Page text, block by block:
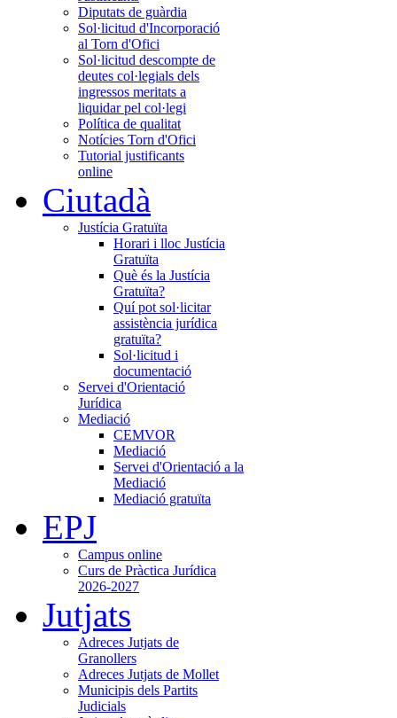
Diputats de guàrdia
Sol·licitud d'Incorporació
al Torn d'Ofici
Sol·licitud descompte de
deutes col·legials dels
ingressos meritats a
liquidar pel col·legi
Política de qualitat
Notícies Torn d'Ofici
Tutorial justificants
online
Ciutadà
Justícia Gratuïta
Horari i lloc Justícia
Gratuïta
Què és la Justícia
Gratuïta?
Quí pot sol·licitar
assistència jurídica
gratuïta?
Sol·licitud i
documentació
Servei d'Orientació
Jurídica
Mediació
CEMVOR
Mediació
Servei d'Orientació a la
Mediació
Mediació gratuïta
EPJ
Campus online
Curs de Pràctica Jurídica
2026-2027
Jutjats
Adreces Jutjats de
Granollers
Adreces Jutjats de Mollet
Municipis dels Partits
Judicials